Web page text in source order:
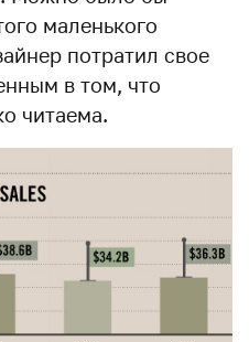
маленького
потратил свое
в том, что
читаема.